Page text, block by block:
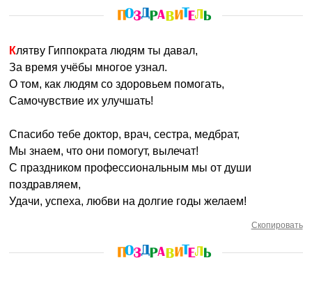
Клятву Гиппократа людям ты давал,
За время учёбы многое узнал.
О том, как людям со здоровьем помогать,
Самочувствие их улучшать!
Спасибо тебе доктор, врач, сестра, медбрат,
Мы знаем, что они помогут, вылечат!
С праздником профессиональным мы от души
поздравляем,
Удачи, успеха, любви на долгие годы желаем!
Скопировать